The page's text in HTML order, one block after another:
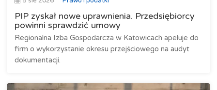
PIP zyskał nowe uprawnienia. Przedsiębiorcy
powinni sprawdzić umowy
Regionalna Izba Gospodarcza w Katowicach apeluje do
firm o wykorzystanie okresu przejściowego na audyt
dokumentacji.